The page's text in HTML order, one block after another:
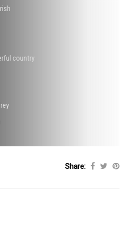
country
Share: